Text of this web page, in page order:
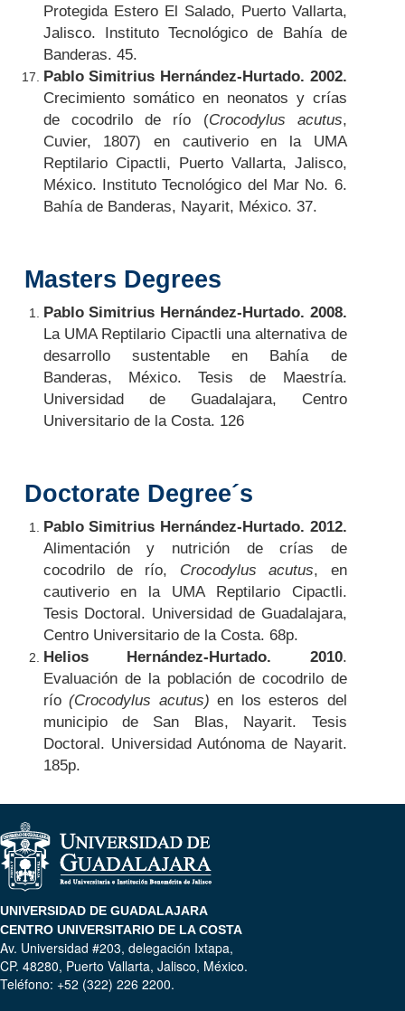
Protegida Estero El Salado, Puerto Vallarta,
Jalisco. Instituto Tecnológico de Bahía de
Banderas. 45.
Pablo Simitrius Hernández-Hurtado. 2002.
Crecimiento somático en neonatos y crías
de cocodrilo de río (Crocodylus acutus,
Cuvier, 1807) en cautiverio en la UMA
Reptilario Cipactli, Puerto Vallarta, Jalisco,
México. Instituto Tecnológico del Mar No. 6.
Bahía de Banderas, Nayarit, México. 37.
Masters Degrees
Pablo Simitrius Hernández-Hurtado. 2008.
La UMA Reptilario Cipactli una alternativa de
desarrollo sustentable en Bahía de
Banderas, México. Tesis de Maestría.
Universidad de Guadalajara, Centro
Universitario de la Costa. 126
Doctorate Degree´s
Pablo Simitrius Hernández-Hurtado. 2012.
Alimentación y nutrición de crías de
cocodrilo de río, Crocodylus acutus, en
cautiverio en la UMA Reptilario Cipactli.
Tesis Doctoral. Universidad de Guadalajara,
Centro Universitario de la Costa. 68p.
Helios Hernández-Hurtado. 2010.
Evaluación de la población de cocodrilo de
río(Crocodylus acutus)en los esteros del
municipio de San Blas, Nayarit. Tesis
Doctoral. Universidad Autónoma de Nayarit.
185p.
UNIVERSIDAD DE GUADALAJARA
CENTRO UNIVERSITARIO DE LA COSTA
Av. Universidad #203, delegación Ixtapa,
CP. 48280, Puerto Vallarta, Jalisco, México.
Teléfono: +52 (322) 226 2200.